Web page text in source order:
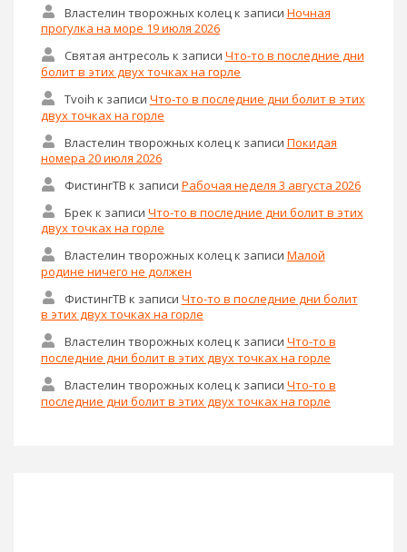
Властелин творожных колец к записи Ночная
прогулка на море 19 июля 2026
Святая антресоль к записи Что-то в последние дни
болит в этих двух точках на горле
Tvoih к записи Что-то в последние дни болит в этих
двух точках на горле
Властелин творожных колец к записи Покидая
номера 20 июля 2026
ФистингТВ к записи Рабочая неделя 3 августа 2026
Брек к записи Что-то в последние дни болит в этих
двух точках на горле
Властелин творожных колецк записи Малой
родине ничего не должен
ФистингТВ к записи Что-то в последние дни болит
в этих двух точках на горле
Властелин творожных колецк записи Что-то в
последние дни болит в этих двух точках на горле
Властелин творожных колецк записи Что-то в
последние дни болит в этих двух точках на горле